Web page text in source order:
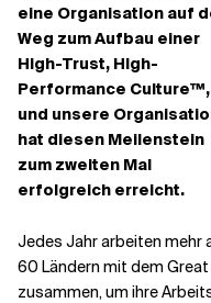
Verwandte Themen
eine Organisation auf
Weg zum Aufbau einer
High-Trust, High-
Performance Culture™,
und unsere
hat diesen Meilenstein
zum zweiten Mal
erfolgreich erreicht.
Jedes Jahr arbeiten mehr
60 Ländern mit dem
zusammen, um ihre